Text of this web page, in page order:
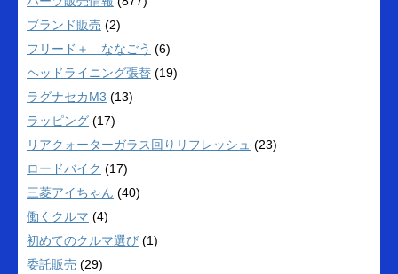
ブランド販売 (2)
フリード＋ ななごう (6)
ヘッドライニング張替 (19)
ラグナセカM3 (13)
ラッピング (17)
リアクォーターガラス回りリフレッシュ (23)
ロードバイク (17)
三菱アイちゃん (40)
働くクルマ (4)
初めてのクルマ選び (1)
委託販売 (29)